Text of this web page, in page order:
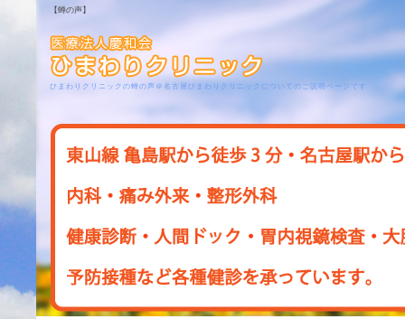
【蝉の声】
ひまわりクリニックの蝉の声＠名古屋ひまわりクリニックについてのご説明ページです